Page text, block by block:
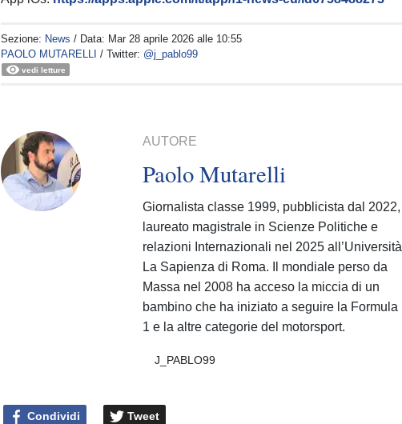
Sezione: News / Data: Mar 28 aprile 2026 alle 10:55
PAOLO MUTARELLI / Twitter: @j_pablo99
vedi letture
AUTORE
Paolo Mutarelli
Giornalista classe 1999, pubblicista dal 2022,
laureato magistrale in Scienze Politiche e
relazioni Internazionali nel 2025 all’Università
La Sapienza di Roma. Il mondiale perso da
Massa nel 2008 ha acceso la miccia di un
bambino che ha iniziato a seguire la Formula
1 e la altre categorie del motorsport.
J_PABLO99
Condividi Tweet